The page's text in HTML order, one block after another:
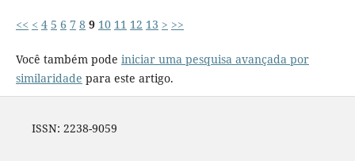
<< < 4 5 6 7 8 9 10 11 12 13 > >>
Você também pode iniciar uma pesquisa avançada por
similaridade para este artigo.
ISSN: 2238-9059